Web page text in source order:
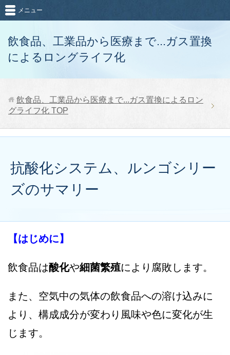
飲食品、工業品から医療まで...ガス置換
によるロングライフ化
メニュー
飲食品、工業品から医療まで...ガス置換によるロン
グライフ化 TOP
抗酸化システム、ルンゴシリー
ズのサマリー
【はじめに】
飲食品は酸化や細菌繁殖により腐敗します。
また、空気中の気体の飲食品への溶け込みに
より、構成成分が変わり風味や色に変化が生
じます。